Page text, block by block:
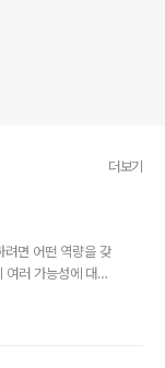
더보기
려면 어떤 역량을 갖
여러 가능성에 대비
거에도 그랬고 앞